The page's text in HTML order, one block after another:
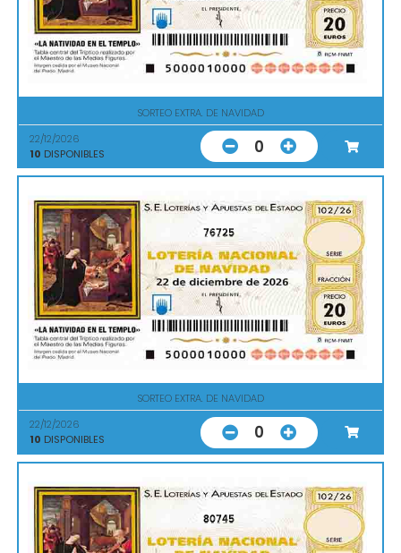
SORTEO EXTRA. DE NAVIDAD
22/12/2026
10 DISPONIBLES 0
76725
SORTEO EXTRA. DE NAVIDAD
22/12/2026
10 DISPONIBLES 0
80745